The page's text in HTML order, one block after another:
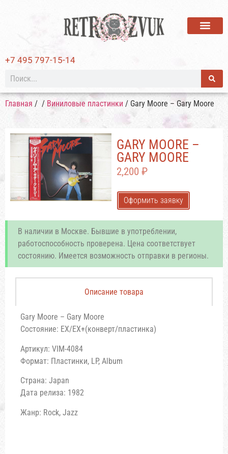
+7 495 797-15-14
Главная / / Виниловые пластинки / Gary Moore – Gary Moore
GARY MOORE –
GARY MOORE
2,200 ₽
Оформить заявку
В наличии в Москве. Бывшие в употреблении,
работоспособность проверена. Цена соответствует
состоянию. Имеется возможность отправки в регионы.
Описание товара
Gary Moore – Gary Moore
Состояние: EX/EX+(конверт/пластинка)
Артикул: VIM-4084
Формат: Пластинки, LP, Album
Страна: Japan
Дата релиза: 1982
Жанр: Rock, Jazz